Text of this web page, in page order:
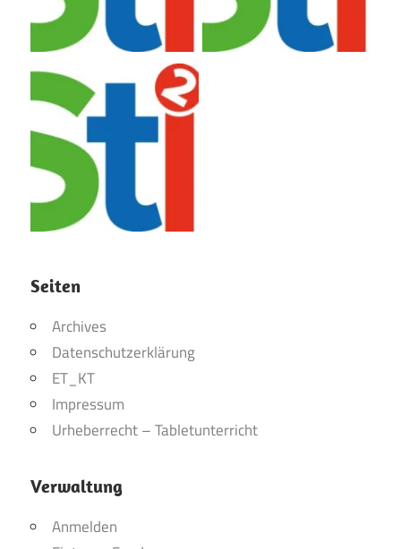
Seiten
Archives
Datenschutzerklärung
ET_KT
Impressum
Urheberrecht – Tabletunterricht
Verwaltung
Anmelden